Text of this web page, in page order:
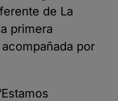
de La
primera
por